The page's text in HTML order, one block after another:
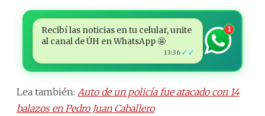
Recibí las noticias en tu celular, unite
al canal de ÚH en WhatsApp 🤩
13:36 ✓✓
1
Lea también: Auto de un policía fue atacado con 14
balazos en Pedro Juan Caballero